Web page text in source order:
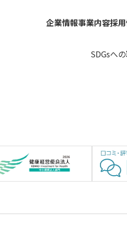
企業情報事業内容採
SDGsへ